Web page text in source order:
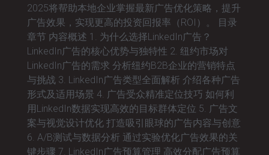
2025将帮助本地企业掌握最新广告优化策略，提升
广告效果，实现更高的投资回报率（ROI）。 目录
章节 内容概述 1. 为什么选择LinkedIn广告？
LinkedIn广告的核心优势与独特性 2. 纽约市场对
LinkedIn广告的需求 分析纽约B2B企业的营销特点
与挑战 3. LinkedIn广告类型全面解析 介绍各种广告
形式及适用场景 4. 广告受众精准定位技巧 如何利
用LinkedIn数据实现高效的目标群体定位 5. 广告文
案与视觉设计优化 打造吸引眼球的广告内容与创意
6. A/B测试与数据分析 通过实验优化广告效果的关
键步骤 7. LinkedIn广告预算管理 高效分配广告预算